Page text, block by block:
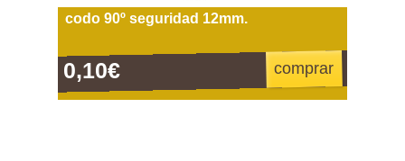
codo 90º seguridad 12mm.
0,10€ comprar